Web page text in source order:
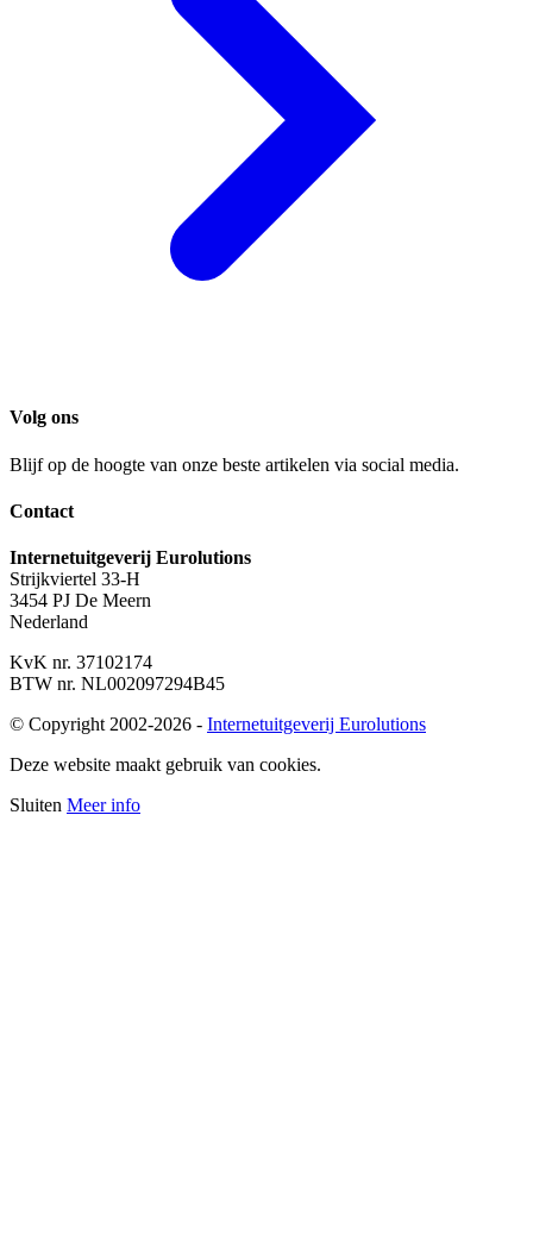
Volg ons
Blijf op de hoogte van onze beste artikelen via social media.
Contact
Internetuitgeverij Eurolutions
Strijkviertel 33-H
3454 PJ De Meern
Nederland
KvK nr. 37102174
BTW nr. NL002097294B45
© Copyright 2002-2026 - Internetuitgeverij Eurolutions
Deze website maakt gebruik van cookies.
Sluiten Meer info